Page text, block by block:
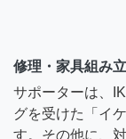
修理・家具組み
サポーターは、
グを受けた「イ
す。その他に、